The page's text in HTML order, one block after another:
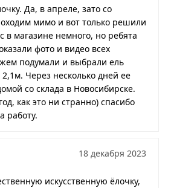
Да, в апреле, зато со
мимо и вот только решили
в магазине немного, но ребята
фото и видео всех
подумали и выбрали ель
Через несколько дней ее
со склада в Новосибирске.
как это ни странно) спасибо
работу.
18 декабря 2023
искусственную ёлочку,